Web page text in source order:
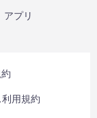
アプリ
用規約